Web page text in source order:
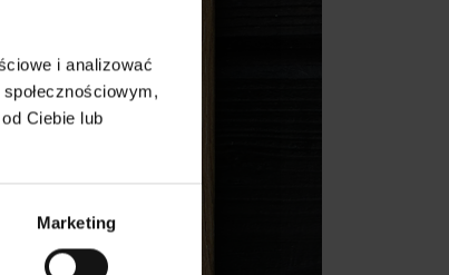
i analizować
Ciebie lub
Marketing